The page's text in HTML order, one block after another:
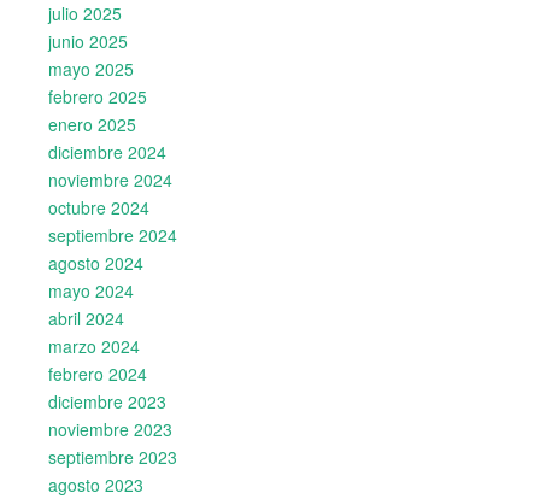
julio 2025
junio 2025
mayo 2025
febrero 2025
enero 2025
diciembre 2024
noviembre 2024
octubre 2024
septiembre 2024
agosto 2024
mayo 2024
abril 2024
marzo 2024
febrero 2024
diciembre 2023
noviembre 2023
septiembre 2023
agosto 2023